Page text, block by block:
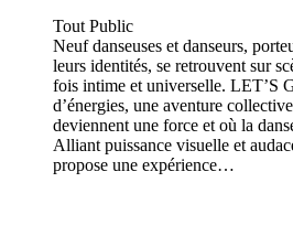
Tout Public
Neuf danseuses et danseurs,
leurs identités, se retrouvent sur
fois intime et universelle. LET’S
d’énergies, une aventure
deviennent une force et où la
Alliant puissance visuelle et
propose une expérience…